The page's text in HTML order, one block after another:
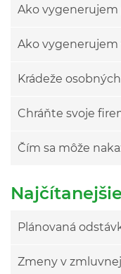
Ako
Ako vygenerujem
Krádeže
Chráňte svoje
Čím sa môže
Plánovaná
Zmeny v